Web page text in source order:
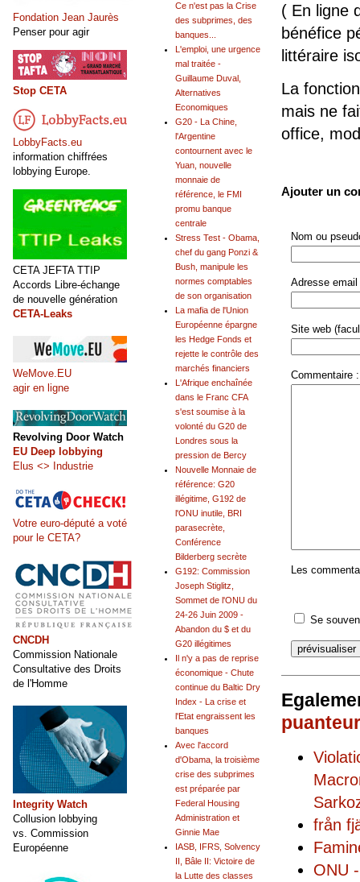
( En ligne
bénéfice
littéraire
La
mais ne
office,
Ajouter un
Nom ou
Adresse email
Site web
Commentaire :
Les
Se
puanteur
från
ONU
Ce n'est pas la Crise
des subprimes, des
banques...
L'emploi, une urgence
mal traitée -
Guillaume Duval,
Alternatives
Economiques
G20 - La Chine,
l'Argentine
contournent avec le
Yuan, nouvelle
monnaie de
référence, le FMI
promu banque
centrale
Stress Test - Obama,
chef du gang Ponzi &
Bush, manipule les
normes comptables
de son organisation
La mafia de l'Union
Européenne épargne
les Hedge Fonds et
rejette le contrôle des
marchés financiers
L'Afrique enchaînée
dans le Franc CFA
s'est soumise à la
volonté du G20 de
Londres sous la
pression de Bercy
Nouvelle Monnaie de
référence: G20
illégitime, G192 de
l'ONU inutile, BRI
parasecrète,
Conférence
Bilderberg secrète
G192: Commission
Joseph Stiglitz,
Sommet de l'ONU du
24-26 Juin 2009 -
Abandon du $ et du
G20 illégitimes
Il n'y a pas de reprise
économique - Chute
continue du Baltic Dry
Index - La crise et
l'Etat engraissent les
banques
Avec l'accord
d'Obama, la troisième
crise des subprimes
est préparée par
Federal Housing
Administration et
Ginnie Mae
IASB, IFRS, Solvency
II, Bâle II: Victoire de
la Lutte des classes
Fondation Jean Jaurès
Penser pour agir
Stop CETA
LobbyFacts.eu
information chiffrées
lobbying Europe.
CETA JEFTA TTIP
Accords Libre-échange
de nouvelle génération
CETA-Leaks
WeMove.EU
agir en ligne
Revolving Door Watch
EU Deep lobbying
Elus <> Industrie
Votre euro-député a voté
pour le CETA?
CNCDH
Commission Nationale
Consultative des Droits
de l'Homme
Integrity Watch
Collusion lobbying
vs. Commission
Européenne